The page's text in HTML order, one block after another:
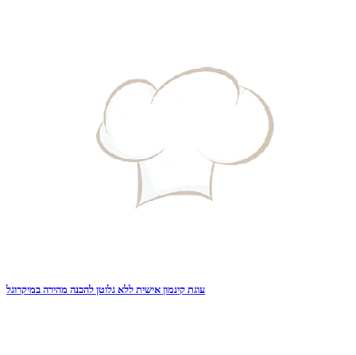
עוגת קינמון אישית ללא גלוטן להכנה מהירה במיקרוגל